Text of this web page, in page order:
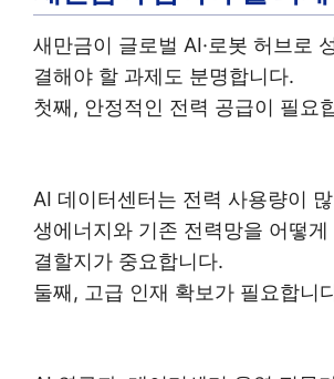
새만금이 글로벌 AI·로봇 허브로
결해야 할 과제도 분명합니다.
첫째, 안정적인 전력 공급이 필요
AI 데이터센터는 전력 사용량이
생에너지와 기존 전력망을 어떻게
결할지가 중요합니다.
둘째, 고급 인재 확보가 필요합니